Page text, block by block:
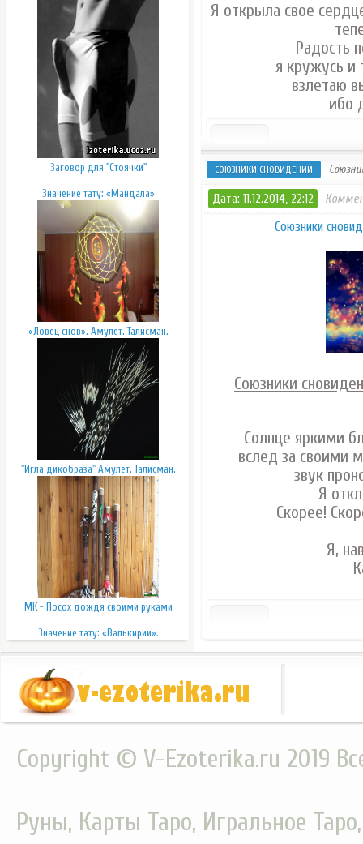
Заговор для "Стоячки"
Значение тату: «Мандала»
«Ловец снов». Амулет. Талисман.
"Игла дикобраза" Амулет. Талисман.
МК - Посох дождя своими руками
Значение тату: «Валькирии».
Я открыла свое
Радость
я кружусь и
взлетаю
ибо
СОЮЗНИКИ СНОВИДЕНИЙ
Дата: 11.12.2014, 22:12
Союзники
Союзники
Солнце яркими
вслед за своими
звук
Я
Скорее!
Я,
Copyright © V-Ezoterika.ru 2019
Руны, Карты Таро, Игральное